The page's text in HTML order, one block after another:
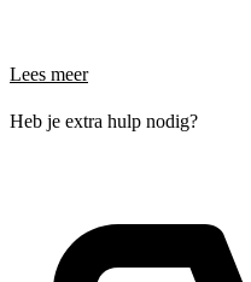
Lees meer
Heb je extra hulp nodig?